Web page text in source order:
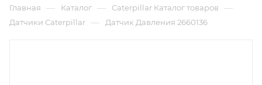
Главная — Каталог — Caterpillar Каталог товаров —
Датчики Caterpillar — Датчик Давления 2660136